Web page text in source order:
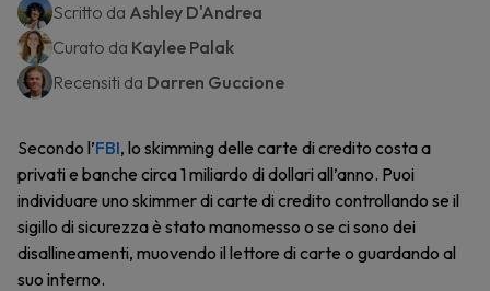
Scritto da Ashley D'Andrea
Curato da Kaylee Palak
Recensiti da Darren Guccione
Secondo l’FBI, lo skimming delle carte di credito costa a
privati e banche circa 1 miliardo di dollari all’anno. Puoi
individuare uno skimmer di carte di credito controllando se il
sigillo di sicurezza è stato manomesso o se ci sono dei
disallineamenti, muovendo il lettore di carte o guardando al
suo interno.